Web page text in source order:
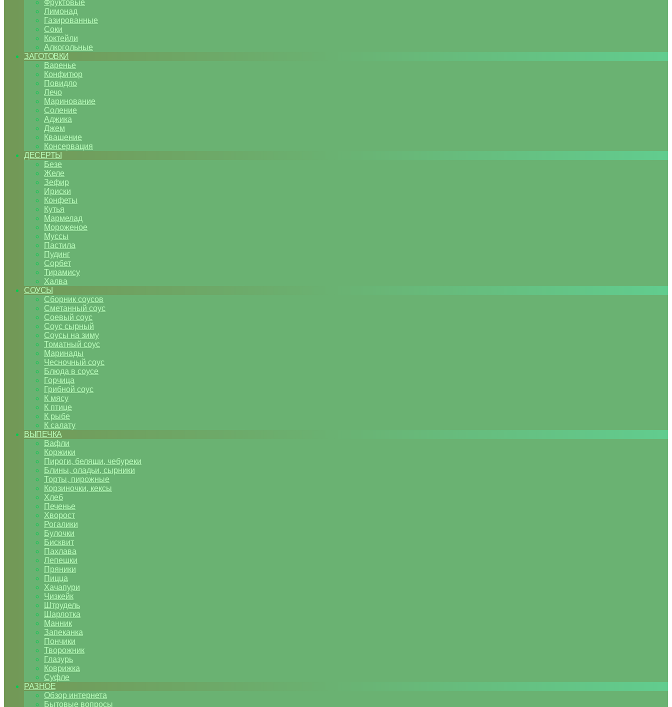
Фруктовые
Лимонад
Газированные
Соки
Коктейли
Алкогольные
ЗАГОТОВКИ
Варенье
Конфитюр
Повидло
Лечо
Маринование
Соление
Аджика
Джем
Квашение
Консервация
ДЕСЕРТЫ
Безе
Желе
Зефир
Ириски
Конфеты
Кутья
Мармелад
Мороженое
Муссы
Пастила
Пудинг
Сорбет
Тирамису
Халва
СОУСЫ
Сборник соусов
Сметанный соус
Соевый соус
Соус сырный
Соусы на зиму
Томатный соус
Маринады
Чесночный соус
Блюда в соусе
Горчица
Грибной соус
К мясу
К птице
К рыбе
К салату
ВЫПЕЧКА
Вафли
Коржики
Пироги, беляши, чебуреки
Блины, оладьи, сырники
Торты, пирожные
Корзиночки, кексы
Хлеб
Печенье
Хворост
Рогалики
Булочки
Бисквит
Пахлава
Лепешки
Пряники
Пицца
Хачапури
Чизкейк
Штрудель
Шарлотка
Манник
Запеканка
Пончики
Творожник
Глазурь
Коврижка
Суфле
РАЗНОЕ
Обзор интернета
Бытовые вопросы